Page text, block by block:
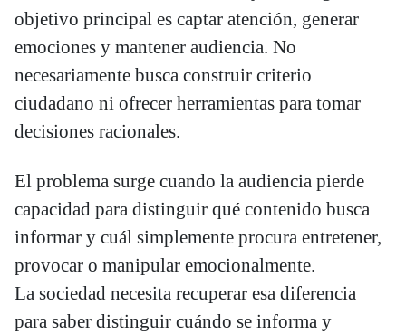
objetivo principal es captar atención, generar
emociones y mantener audiencia. No
necesariamente busca construir criterio
ciudadano ni ofrecer herramientas para tomar
decisiones racionales.
El problema surge cuando la audiencia pierde
capacidad para distinguir qué contenido busca
informar y cuál simplemente procura entretener,
provocar o manipular emocionalmente.
La sociedad necesita recuperar esa diferencia
para saber distinguir cuándo se informa y